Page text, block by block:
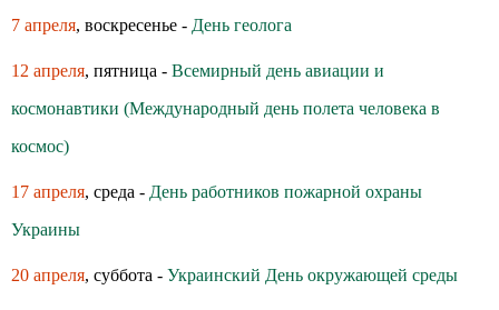
7 апреля, воскресенье - День геолога
12 апреля, пятница - Всемирный день авиации и
космонавтики (Международный день полета человека в
космос)
17 апреля, среда - День работников пожарной охраны
Украины
20 апреля, суббота - Украинский День окружающей среды